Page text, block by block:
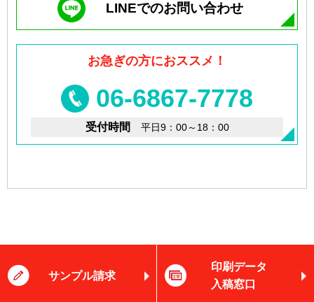
LINEでのお問い合わせ
お急ぎの方におススメ！
06-6867-7778
受付時間 平日9：00～18：00
サンプル請求
印刷データ
入稿窓口